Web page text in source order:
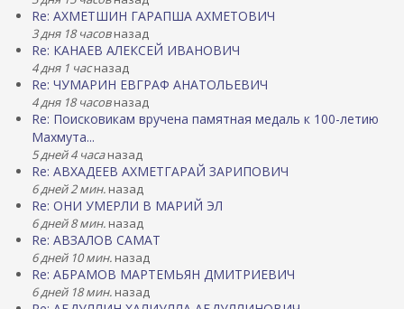
Re: АХМЕТШИН ГАРАПША АХМЕТОВИЧ
3 дня 18 часовназад
Re: КАНАЕВ АЛЕКСЕЙ ИВАНОВИЧ
4 дня 1 часназад
Re: ЧУМАРИН ЕВГРАФ АНАТОЛЬЕВИЧ
4 дня 18 часовназад
Re: Поисковикам вручена памятная медаль к 100-летию
Махмута...
5 дней 4 часаназад
Re: АВХАДЕЕВ АХМЕТГАРАЙ ЗАРИПОВИЧ
6 дней 2 мин. назад
Re: ОНИ УМЕРЛИ В МАРИЙ ЭЛ
6 дней 8 мин. назад
Re: АВЗАЛОВ САМАТ
6 дней 10 мин. назад
Re: АБРАМОВ МАРТЕМЬЯН ДМИТРИЕВИЧ
6 дней 18 мин. назад